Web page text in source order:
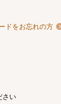
ドをお忘れの方
さい